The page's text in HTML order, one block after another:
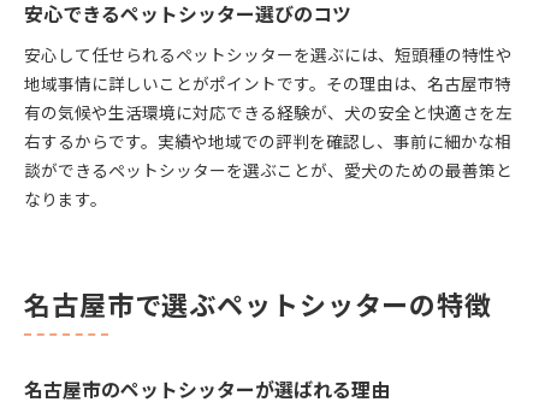
安心できるペットシッター選びのコツ
安心して任せられるペットシッターを選ぶには、短頭種の特性や
地域事情に詳しいことがポイントです。その理由は、名古屋市特
有の気候や生活環境に対応できる経験が、犬の安全と快適さを左
右するからです。実績や地域での評判を確認し、事前に細かな相
談ができるペットシッターを選ぶことが、愛犬のための最善策と
なります。
名古屋市で選ぶペットシッターの特徴
名古屋市のペットシッターが選ばれる理由